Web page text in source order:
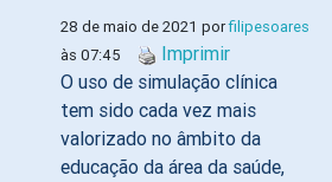
28 de maio de 2021 porfilipesoares
às 07:45
Imprimir
O uso de simulação clínica
tem sido cada vez mais
valorizado no âmbito da
educação da área da saúde,